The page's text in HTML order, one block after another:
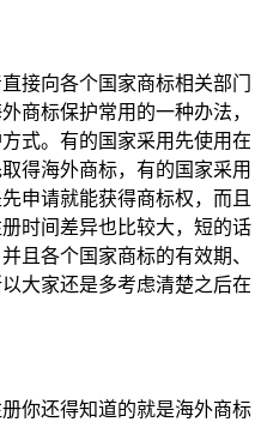
接向各个国家商标相关部门
商标保护常用的一种办法，
式。有的国家采用先使用在
得海外商标，有的国家采用
申请就能获得商标权，而且
时间差异也比较大，短的话
且各个国家商标的有效期、
大家还是多考虑清楚之后在
你还得知道的就是海外商标